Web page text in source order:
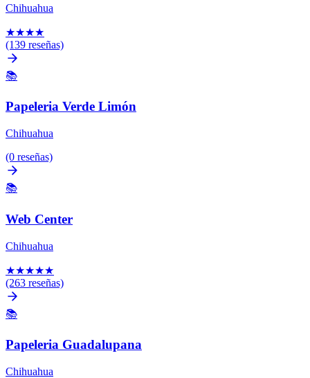
Chihuahua
★★★★
(139 reseñas)
📚
Papeleria Verde Limón
Chihuahua
(0 reseñas)
📚
Web Center
Chihuahua
★★★★★
(263 reseñas)
📚
Papeleria Guadalupana
Chihuahua